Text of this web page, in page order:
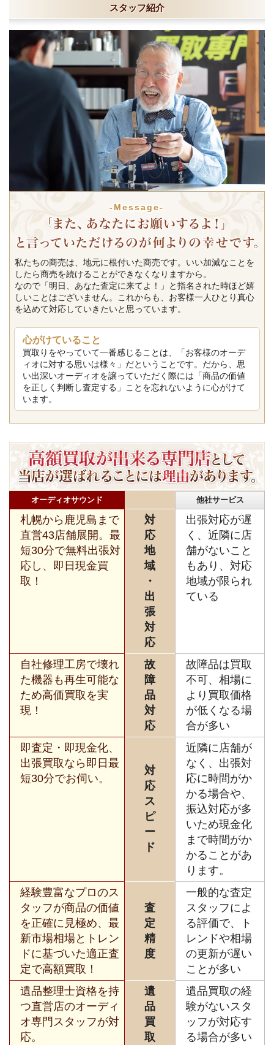
スタッフ紹介
-Message-
私たちの商売は、地元に根付いた商売です。いい加減なことを
したら商売を続けることができなくなりますから。
なので「明日、あなた査定に来てよ！」と指名された時ほど嬉
しいことはございません。これからも、お客様一人ひとり真心
を込めて対応していきたいと思っています。
心がけていること
買取りをやっていて一番感じることは、「お客様のオーデ
ィオに対する思いは様々」だということです。だから、思
い出深いオーディオを譲っていただく際には「商品の価値
を正しく判断し査定する」ことを忘れないように心がけて
います。
オーディオサウンド 他社サービス
札幌から鹿児島まで
直営43店舗展開。最
短30分で無料出張対
応し、即日現金買
取！
対
応
地
域
・
出
張
対
応
出張対応が遅
く、近隣に店
舗がないこと
もあり、対応
地域が限られ
ている
自社修理工房で壊れ
た機器も再生可能な
ため高価買取を実
現！
故
障
品
対
応
故障品は買取
不可、相場に
より買取価格
が低くなる場
合が多い
即査定・即現金化、
出張買取なら即日最
短30分でお伺い。
対
応
ス
ピ
ー
ド
近隣に店舗が
なく、出張対
応に時間がか
かる場合や、
振込対応が多
いため現金化
まで時間がか
かることがあ
ります。
経験豊富なプロのス
タッフが商品の価値
を正確に見極め、最
新市場相場とトレン
ドに基づいた適正査
定で高額買取！
査
定
精
度
一般的な査定
スタッフによ
る評価で、ト
レンドや相場
の更新が遅い
ことが多い
遺品整理士資格を持
つ直営店のオーディ
オ専門スタッフが対
応。
遺
品
買
取
遺品買取の経
験がないスタ
ッフが対応す
る場合が多い